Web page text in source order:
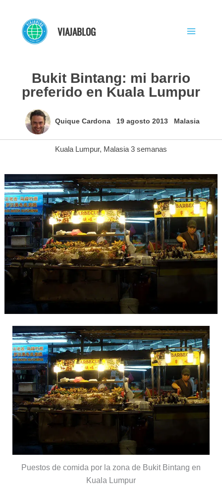
contenido
VIAJABLOG
Bukit Bintang: mi barrio
preferido en Kuala Lumpur
Quique Cardona 19 agosto 2013 Malasia
Kuala Lumpur, Malasia 3 semanas
Puestos de comida por la zona de Bukit Bintang en
Kuala Lumpur